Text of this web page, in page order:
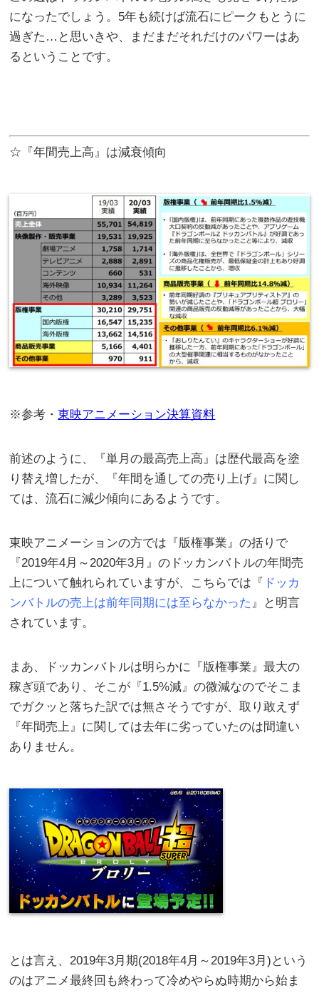
になったでしょう。5年も続けば流石にピークもとうに
過ぎた…と思いきや、まだまだそれだけのパワーはあ
るということです。
☆『年間売上高』は減衰傾向
※参考・東映アニメーション決算資料
前述のように、『単月の最高売上高』は歴代最高を塗
り替え増したが、『年間を通しての売り上げ』に関し
ては、流石に減少傾向にあるようです。
東映アニメーションの方では『版権事業』の括りで
『2019年4月～2020年3月』のドッカンバトルの年間売
上について触れられていますが、こちらでは『 ドッカ
ンバトルの売上は前年同期には至らなかった 』と明言
されています。
まあ、ドッカンバトルは明らかに『版権事業』最大の
稼ぎ頭であり、そこが『1.5%減』の微減なのでそこま
でガクッと落ちた訳では無さそうですが、取り敢えず
『年間売上』に関しては去年に劣っていたのは間違い
ありません。
とは言え、2019年3月期(2018年4月～2019年3月)という
のはアニメ最終回も終わって冷めやらぬ時期から始ま